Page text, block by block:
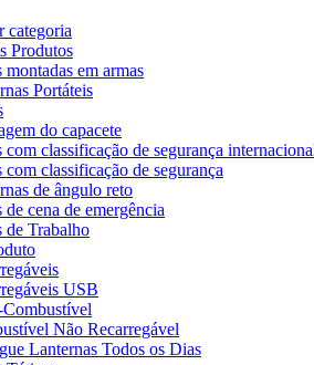
categoria
Produtos
montadas em armas
Portáteis
do capacete
com classificação de segurança
com classificação de segurança
de ângulo reto
de cena de emergência
de Trabalho
USB
Não Recarregável
Lanternas Todos os Dias